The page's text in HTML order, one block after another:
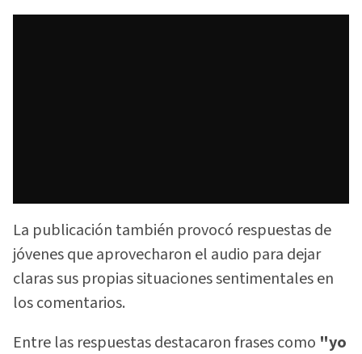
La publicación también provocó respuestas de
jóvenes que aprovecharon el audio para dejar
claras sus propias situaciones sentimentales en
los comentarios.
Entre las respuestas destacaron frases como "yo